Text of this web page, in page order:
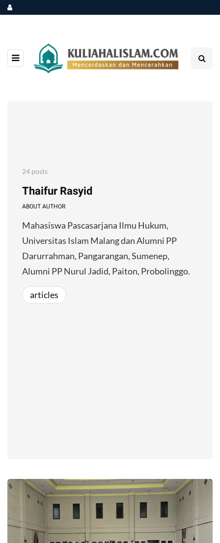
24 posts
Thaifur Rasyid
ABOUT AUTHOR
Mahasiswa Pascasarjana Ilmu Hukum,
Universitas Islam Malang dan Alumni PP
Darurrahman, Pangarangan, Sumenep,
Alumni PP Nurul Jadid, Paiton, Probolinggo.
articles